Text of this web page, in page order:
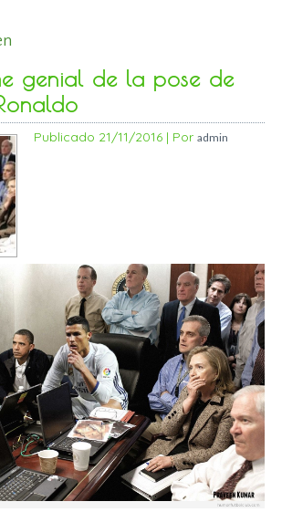
genial de la pose de
Publicado 21/11/2016 | Por admin